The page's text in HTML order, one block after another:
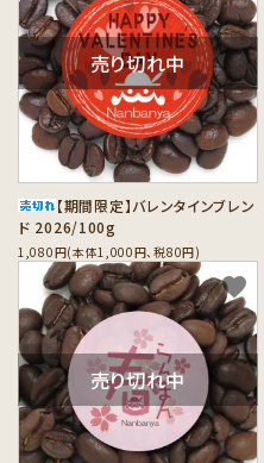
売り切れ中
【期間限定】バレンタインブレン
ド 2026/100g
1,080円(本体1,000円、税80円)
売り切れ中
favorite